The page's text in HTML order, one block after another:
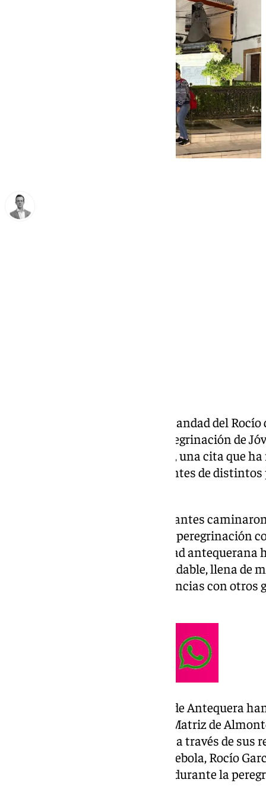
Un grupo de jóvenes de la Hermandad del
este fin de semana en la 21º Peregrinación de
localidad onubense de Almonte, una cita que
hermandades rocieras procedentes de
Durante la jornada, los participantes
del Rocío, donde culminaron su peregrinación
la Blanca Paloma. La Hermandad antequerana
“vivieron una experiencia inolvidable, llena de
fraternidad”, compartiendo vivencias con
Desde la Hermandad del Rocío de Antequera
Grupo Joven de la Hermandad Matriz de
encuentro, así como reconocen a través de sus
sus hermanas rocieras Sara Arrebola, Rocío
Postigo, por su entrega y ayuda durante la